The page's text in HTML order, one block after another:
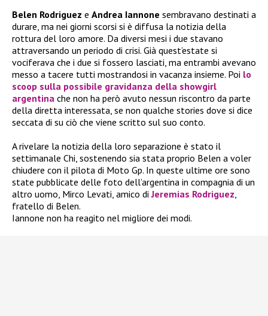
Belen Rodriguez e Andrea Iannone sembravano destinati a
durare, ma nei giorni scorsi si è diffusa la notizia della
rottura del loro amore. Da diversi mesi i due stavano
attraversando un periodo di crisi. Già quest’estate si
vociferava che i due si fossero lasciati, ma entrambi avevano
messo a tacere tutti mostrandosi in vacanza insieme. Poi lo
scoop sulla possibile gravidanza della showgirl
argentina che non ha però avuto nessun riscontro da parte
della diretta interessata, se non qualche stories dove si dice
seccata di su ciò che viene scritto sul suo conto.
A rivelare la notizia della loro separazione è stato il
settimanale Chi, sostenendo sia stata proprio Belen a voler
chiudere con il pilota di Moto Gp. In queste ultime ore sono
state pubblicate delle foto dell’argentina in compagnia di un
altro uomo, Mirco Levati, amico diJeremias Rodriguez,
fratello di Belen.
Iannone non ha reagito nel migliore dei modi.